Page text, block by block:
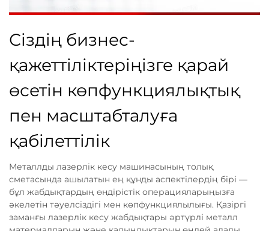
Сіздің бизнес-
қажеттіліктеріңізге қарай
өсетін көпфункциялықтық
пен масштабталуға
қабілеттілік
Металлды лазерлік кесу машинасының толық
сметасында ашылатын ең құнды аспектілердің бірі —
бұл жабдықтардың өндірістік операцияларыңызға
әкелетін тәуелсіздігі мен көпфункциялылығы. Қазіргі
заманғы лазерлік кесу жабдықтары әртүрлі металл